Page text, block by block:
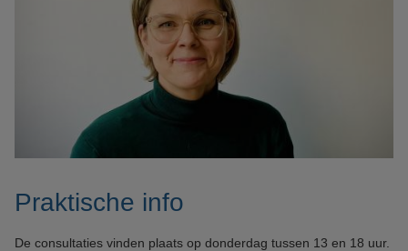
Praktische info
De consultaties vinden plaats op donderdag tussen 13 en 18 uur.